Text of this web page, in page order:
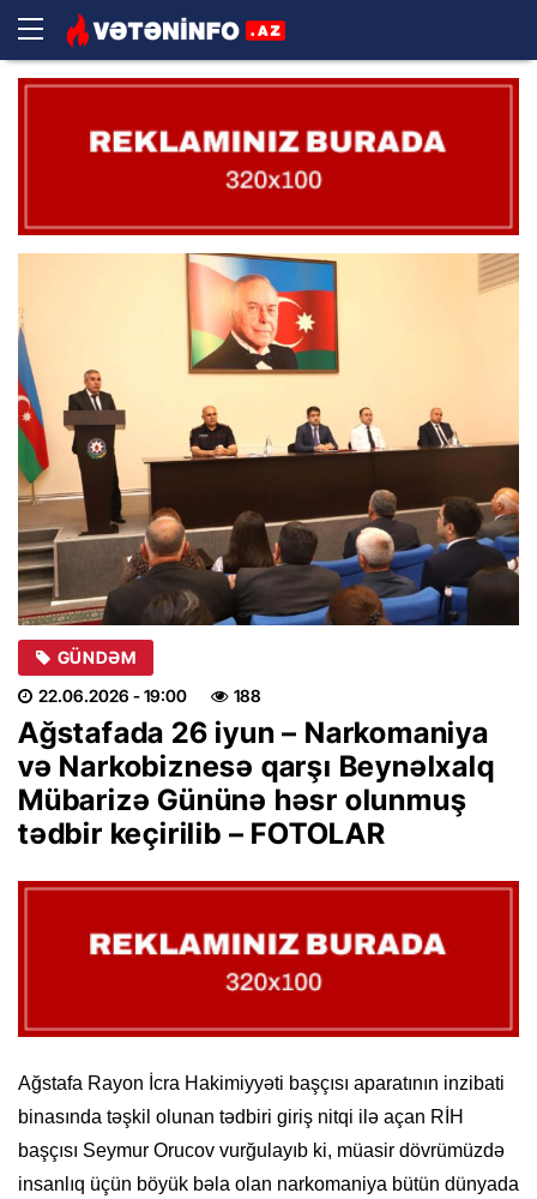
GÜNDƏM
22.06.2026 - 19:00 188
Ağstafada 26 iyun – Narkomaniya
və Narkobiznesə qarşı Beynəlxalq
Mübarizə Gününə həsr olunmuş
tədbir keçirilib – FOTOLAR
Ağstafa Rayon İcra Hakimiyyəti başçısı aparatının inzibati
binasında təşkil olunan tədbiri giriş nitqi ilə açan RİH
başçısı Seymur Orucov vurğulayıb ki, müasir dövrümüzdə
insanlıq üçün böyük bəla olan narkomaniya bütün dünyada